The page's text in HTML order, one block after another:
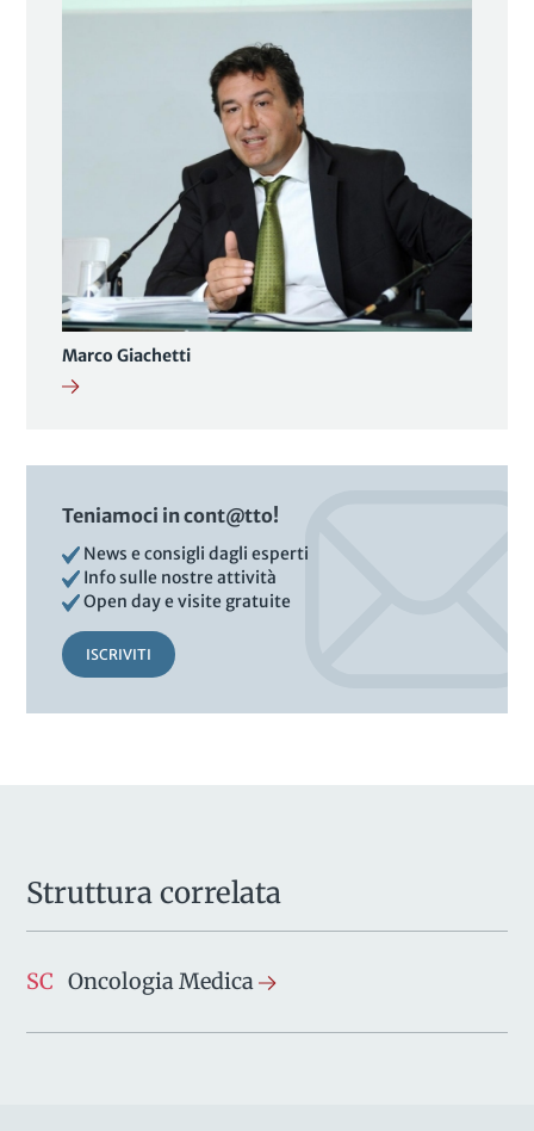
Marco Giachetti
Teniamoci in cont@tto!
News e consigli dagli esperti
Info sulle nostre attività
Open day e visite gratuite
ISCRIVITI
Struttura correlata
SC Oncologia Medica